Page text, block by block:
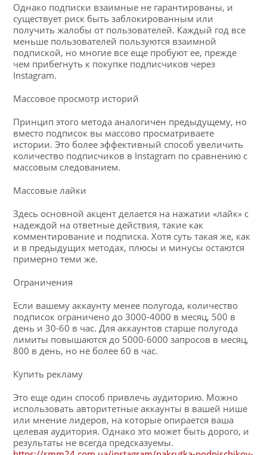
Однако подписки взаимные не гарантированы, и
существует риск быть заблокированным или
получить жалобы от пользователей. Каждый год все
меньше пользователей пользуются взаимной
подпиской, но многие все еще пробуют ее, прежде
чем прибегнуть к покупке подписчиков через
Instagram.
Массовое просмотр историй
Принцип этого метода аналогичен предыдущему, но
вместо подписок вы массово просматриваете
истории. Это более эффективный способ увеличить
количество подписчиков в Instagram по сравнению с
массовым следованием.
Массовые лайки
Здесь основной акцент делается на нажатии «лайк» с
надеждой на ответные действия, такие как
комментирование и подписка. Хотя суть такая же, как
и в предыдущих методах, плюсы и минусы остаются
примерно теми же.
Ограничения
Если вашему аккаунту менее полугода, количество
подписок ограничено до 3000-4000 в месяц, 500 в
день и 30-60 в час. Для аккаунтов старше полугода
лимиты повышаются до 5000-6000 запросов в месяц,
800 в день, но не более 60 в час.
Купить рекламу
Это еще один способ привлечь аудиторию. Можно
использовать авторитетные аккаунты в вашей нише
или мнение лидеров, на которые опирается ваша
целевая аудитория. Однако это может быть дорого, и
результаты не всегда предсказуемы.